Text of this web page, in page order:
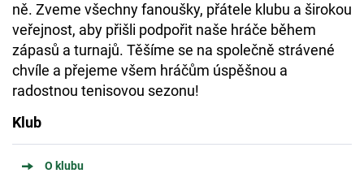
ně. Zveme všechny fanoušky, přátele klubu a širokou
veřejnost, aby přišli podpořit naše hráče během
zápasů a turnajů. Těšíme se na společně strávené
chvíle a přejeme všem hráčům úspěšnou a
radostnou tenisovou sezonu!
Klub
O klubu